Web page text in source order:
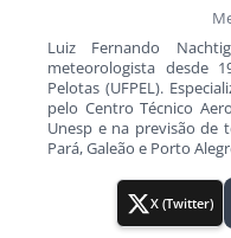
Luiz Fernando
meteorologista desde
Pelotas (UFPEL).
pelo Centro Técnico
Unesp e na previsão de
Pará, Galeão e Porto
X (Twitter)